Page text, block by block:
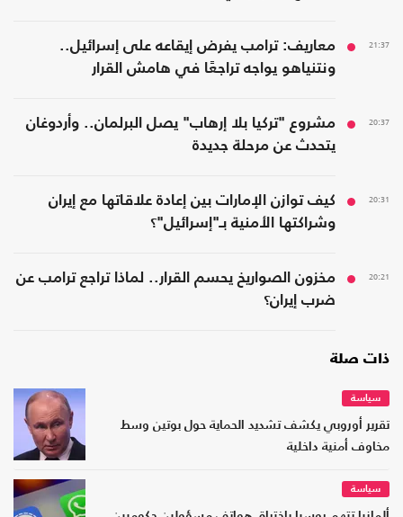
21:37
معاريف: ترامب يفرض إيقاعه على إسرائيل..
ونتنياهو يواجه تراجعًا في هامش القرار
20:37
مشروع "تركيا بلا إرهاب" يصل البرلمان.. وأردوغان
يتحدث عن مرحلة جديدة
20:31
كيف توازن الإمارات بين إعادة علاقاتها مع إيران
وشراكتها الأمنية بـ"إسرائيل"؟
20:21
مخزون الصواريخ يحسم القرار.. لماذا تراجع ترامب عن
ضرب إيران؟
ذات صلة
سياسة
تقرير أوروبي يكشف تشديد الحماية حول بوتين وسط
مخاوف أمنية داخلية
سياسة